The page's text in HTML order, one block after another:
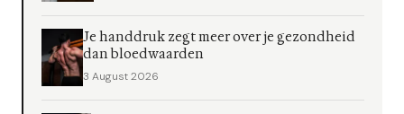
Je handdruk zegt meer over je gezondheid
dan bloedwaarden
3 August 2026